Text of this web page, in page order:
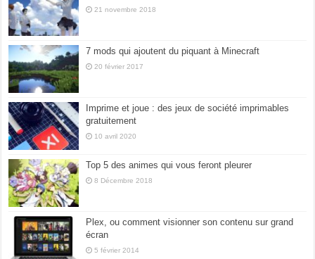
21 novembre 2018
7 mods qui ajoutent du piquant à Minecraft
20 février 2017
Imprime et joue : des jeux de société imprimables
gratuitement
10 avril 2020
Top 5 des animes qui vous feront pleurer
8 Décembre 2018
Plex, ou comment visionner son contenu sur grand
écran
5 février 2014